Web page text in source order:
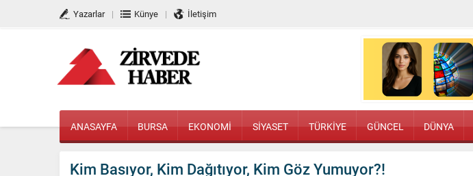
Yazarlar Künye İletişim
ANASAYFA BURSA EKONOMİ SİYASET TÜRKİYE GÜNCEL DÜNYA
Kim Basıyor, Kim Dağıtıyor, Kim Göz Yumuyor?!